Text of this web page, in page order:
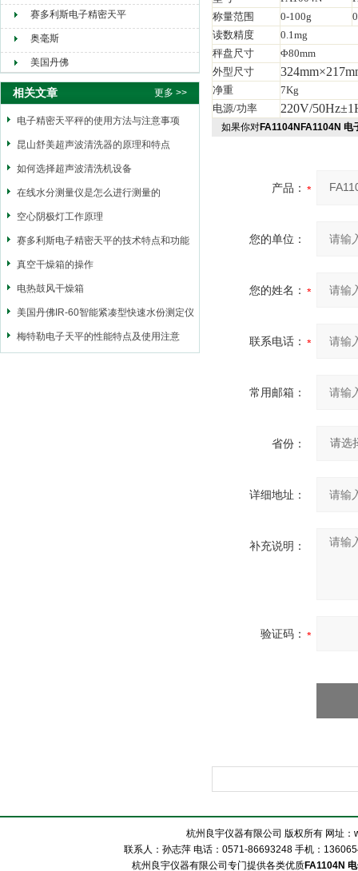
赛多利斯电子精密天平
奥毫斯
美国丹佛
相关文章 更多 >>
电子精密天平秤的使用方法与注意事项
昆山舒美超声波清洗器的原理和特点
如何选择超声波清洗机设备
在线水分测量仪是怎么进行测量的
空心阴极灯工作原理
赛多利斯电子精密天平的技术特点和功能
真空干燥箱的操作
电热鼓风干燥箱
美国丹佛IR-60智能紧凑型快速水份测定仪
梅特勒电子天平的性能特点及使用注意
称量范围
0-100g
读数精度
0.1mg
秤盘尺寸
Φ80mm
外型尺寸
净重
7Kg
电源/功率 220V/
如果你对FA1104NFA1104N 电
产品：
您的单位：
您的姓名：
联系电话：
常用邮箱：
省份：
详细地址：
补充说明：
验证码：
杭州良宇仪器有限公司 版权所有 网址
联系人：孙志萍 电话：0571-86693248 手机：
杭州良宇仪器有限公司专门提供各类优质FA1104N